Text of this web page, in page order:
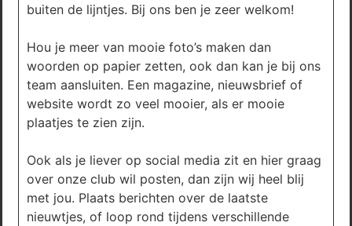
buiten de lijntjes. Bij ons ben je zeer welkom!
Hou je meer van mooie foto’s maken dan
woorden op papier zetten, ook dan kan je bij ons
team aansluiten. Een magazine, nieuwsbrief of
website wordt zo veel mooier, als er mooie
plaatjes te zien zijn.
Ook als je liever op social media zit en hier graag
over onze club wil posten, dan zijn wij heel blij
met jou. Plaats berichten over de laatste
nieuwtjes, of loop rond tijdens verschillende